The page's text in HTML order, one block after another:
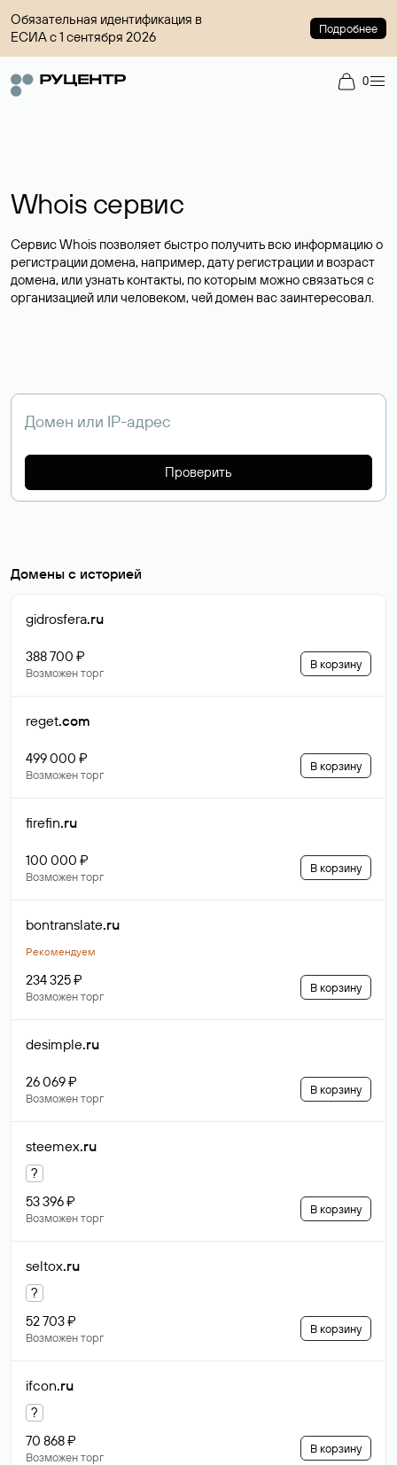
Обязательная идентификация в
ЕСИА с 1 сентября 2026
Подробнее
0
Whois сервис
Сервис Whois позволяет быстро получить всю информацию о
регистрации домена, например, дату регистрации и возраст
домена, или узнать контакты, по которым можно связаться с
организацией или человеком, чей домен вас заинтересовал.
Проверить
Домены с историей
gidrosfera.ru
388 700 ₽
Возможен торг
В корзину
reget.com
499 000 ₽
Возможен торг
В корзину
firefin.ru
100 000 ₽
Возможен торг
В корзину
bontranslate.ru
Рекомендуем
234 325 ₽
Возможен торг
В корзину
desimple.ru
26 069 ₽
Возможен торг
В корзину
steemex.ru
?
53 396 ₽
Возможен торг
В корзину
seltox.ru
?
52 703 ₽
Возможен торг
В корзину
ifcon.ru
?
70 868 ₽
Возможен торг
В корзину